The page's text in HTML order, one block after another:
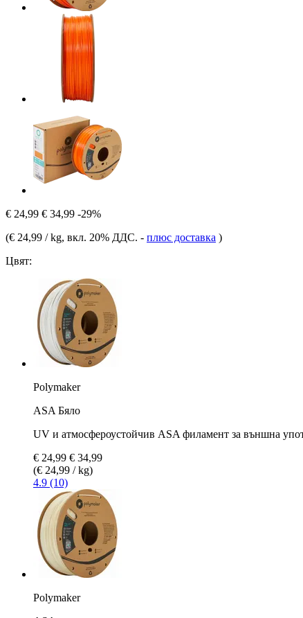
€ 24,99 € 34,99 -29%
(€ 24,99 / kg, вкл. 20% ДДС. - плюс доставка )
Цвят:
Polymaker
ASA Бяло
UV и атмосфероустойчив ASA филамент за външна
€ 24,99 € 34,99
(€ 24,99 / kg)
4.9 (10)
Polymaker